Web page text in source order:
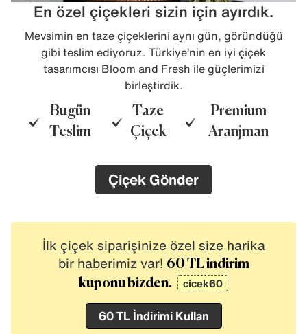
En özel çiçekleri sizin için ayırdık.
Mevsimin en taze çiçeklerini aynı gün, göründüğü
gibi teslim ediyoruz. Türkiye’nin en iyi çiçek
tasarımcısı Bloom and Fresh ile güçlerimizi
birleştirdik.
Bugün
Teslim
Taze
Çiçek
Premium
Aranjman
Çiçek Gönder
İlk çiçek siparişinize özel size harika
bir haberimiz var! 60 TL indirim
kuponu bizden.
cicek60
60 TL İndirimi Kullan